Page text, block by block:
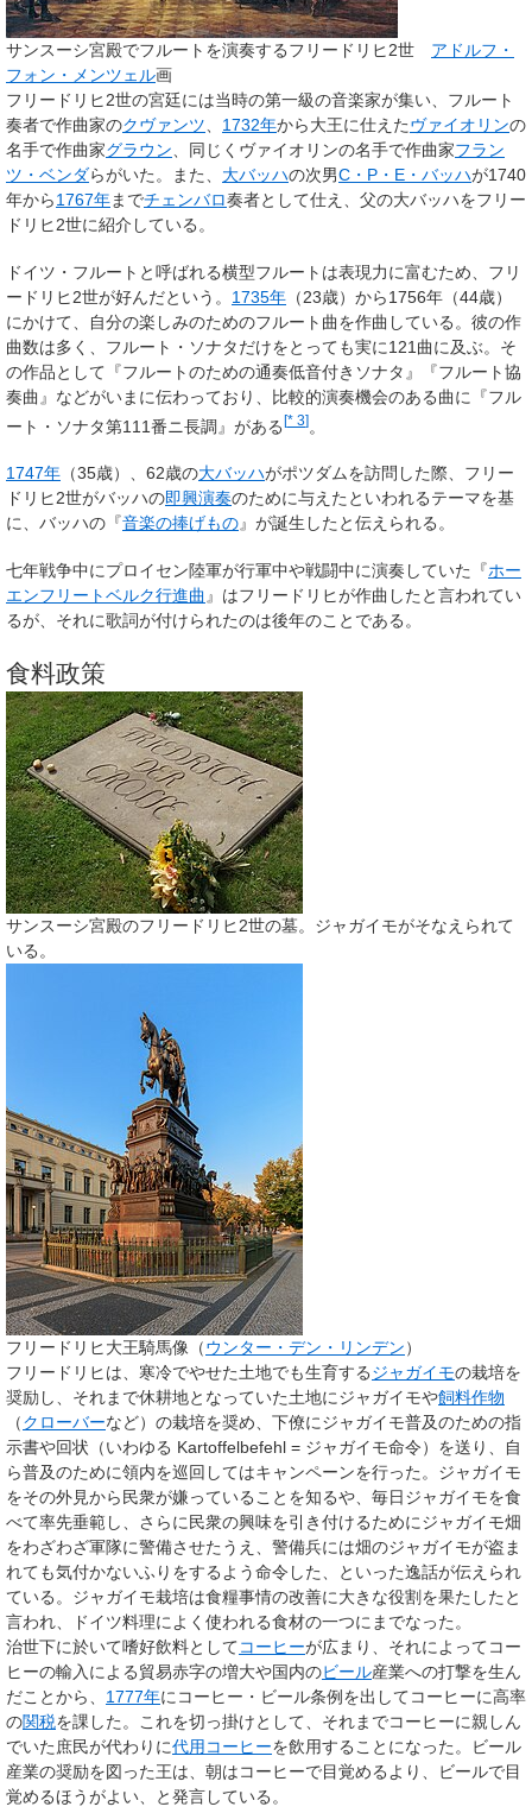
サンスーシ宮殿でフルートを演奏するフリードリヒ2世 アドルフ・
フォン・メンツェル画
フリードリヒ2世の宮廷には当時の第一級の音楽家が集い、フルート
奏者で作曲家のクヴァンツ、 1732年から大王に仕えたヴァイオリンの
名手で作曲家グラウン、同じくヴァイオリンの名手で作曲家フラン
ツ・ベンダらがいた。また、 大バッハの次男C・P・E・バッハが1740
年から1767年までチェンバロ奏者として仕え、父の大バッハをフリー
ドリヒ2世に紹介している。
ドイツ・フルートと呼ばれる横型フルートは表現力に富むため、フリ
ードリヒ2世が好んだという。 1735年 （23歳）から1756年（44歳）
にかけて、自分の楽しみのためのフルート曲を作曲している。彼の作
曲数は多く、フルート・ソナタだけをとっても実に121曲に及ぶ。そ
の作品として『フルートのための通奏低音付きソナタ』『フルート協
奏曲』などがいまに伝わっており、比較的演奏機会のある曲に『フル
ート・ソナタ第111番ニ長調』がある[* 3]。
1747年 （35歳）、62歳の大バッハがポツダムを訪問した際、フリー
ドリヒ2世がバッハの即興演奏のために与えたといわれるテーマを基
に、バッハの『音楽の捧げもの』が誕生したと伝えられる。
七年戦争中にプロイセン陸軍が行軍中や戦闘中に演奏していた『ホー
エンフリートベルク行進曲 』はフリードリヒが作曲したと言われてい
るが、それに歌詞が付けられたのは後年のことである。
食料政策
サンスーシ宮殿のフリードリヒ2世の墓。ジャガイモがそなえられて
いる。
フリードリヒ大王騎馬像（ウンター・デン・リンデン）
フリードリヒは、寒冷でやせた土地でも生育するジャガイモの栽培を
奨励し、それまで休耕地となっていた土地にジャガイモや飼料作物
（クローバーなど）の栽培を奨め、下僚にジャガイモ普及のための指
示書や回状（いわゆる Kartoffelbefehl = ジャガイモ命令）を送り、自
ら普及のために領内を巡回してはキャンペーンを行った。ジャガイモ
をその外見から民衆が嫌っていることを知るや、毎日ジャガイモを食
べて率先垂範し、さらに民衆の興味を引き付けるためにジャガイモ畑
をわざわざ軍隊に警備させたうえ、警備兵には畑のジャガイモが盗ま
れても気付かないふりをするよう命令した、といった逸話が伝えられ
ている。ジャガイモ栽培は食糧事情の改善に大きな役割を果たしたと
言われ、ドイツ料理によく使われる食材の一つにまでなった。
治世下に於いて嗜好飲料としてコーヒーが広まり、それによってコー
ヒーの輸入による貿易赤字の増大や国内のビール産業への打撃を生ん
だことから、 1777年にコーヒー・ビール条例を出してコーヒーに高率
の関税を課した。これを切っ掛けとして、それまでコーヒーに親しん
でいた庶民が代わりに代用コーヒーを飲用することになった。ビール
産業の奨励を図った王は、朝はコーヒーで目覚めるより、ビールで目
覚めるほうがよい、と発言している。